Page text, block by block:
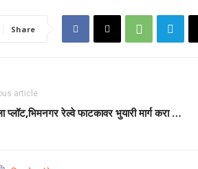
Share
article
प्लॉट,भिमनगर रेल्वे फाटकावर भुयारी मार्ग करा …